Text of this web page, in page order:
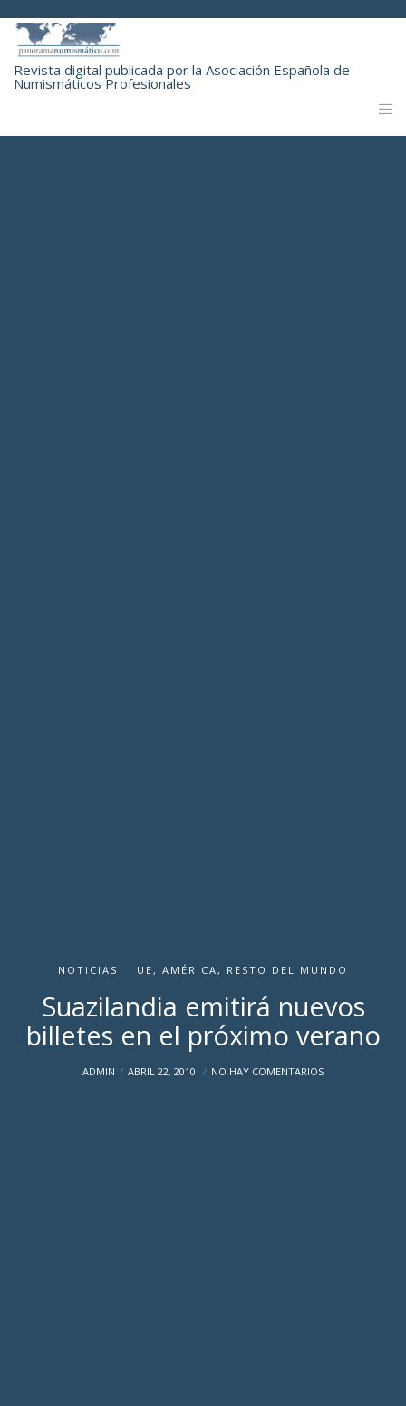
Revista digital publicada por la Asociación Española de
Numismáticos Profesionales
NOTICIAS UE, AMÉRICA, RESTO DEL MUNDO
Suazilandia emitirá nuevos
billetes en el próximo verano
ADMIN ABRIL 22, 2010 NO HAY COMENTARIOS